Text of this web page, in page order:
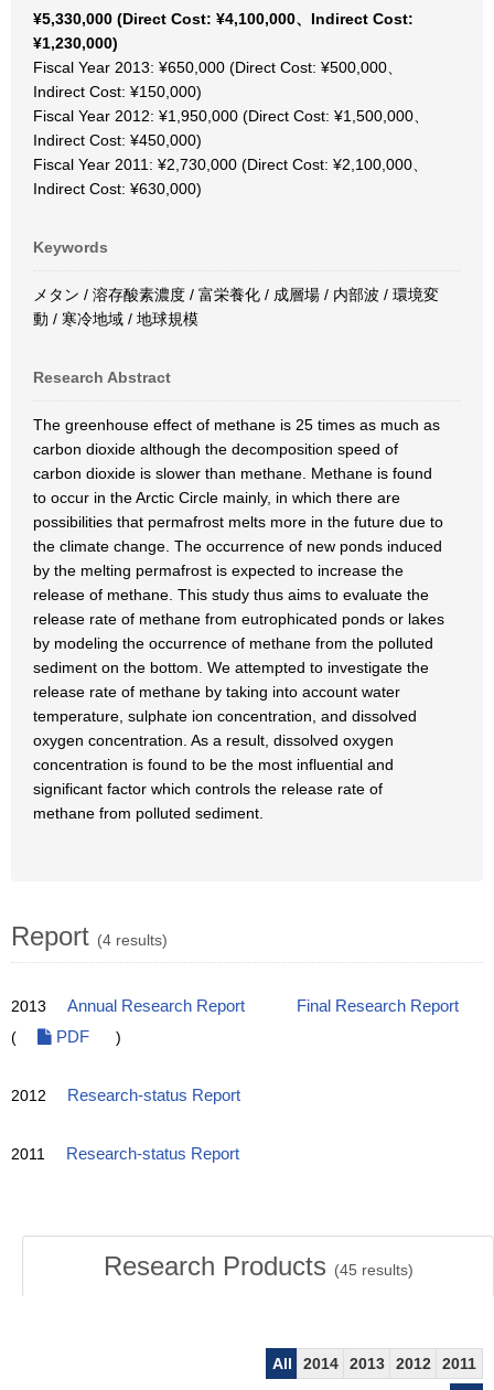
¥5,330,000 (Direct Cost: ¥4,100,000、Indirect Cost:
¥1,230,000)
Fiscal Year 2013: ¥650,000 (Direct Cost: ¥500,000、
Indirect Cost: ¥150,000)
Fiscal Year 2012: ¥1,950,000 (Direct Cost: ¥1,500,000、
Indirect Cost: ¥450,000)
Fiscal Year 2011: ¥2,730,000 (Direct Cost: ¥2,100,000、
Indirect Cost: ¥630,000)
Keywords
メタン / 溶存酸素濃度 / 富栄養化 / 成層場 / 内部波 / 環境変
動 / 寒冷地域 / 地球規模
Research Abstract
The greenhouse effect of methane is 25 times as much as
carbon dioxide although the decomposition speed of
carbon dioxide is slower than methane. Methane is found
to occur in the Arctic Circle mainly, in which there are
possibilities that permafrost melts more in the future due to
the climate change. The occurrence of new ponds induced
by the melting permafrost is expected to increase the
release of methane. This study thus aims to evaluate the
release rate of methane from eutrophicated ponds or lakes
by modeling the occurrence of methane from the polluted
sediment on the bottom. We attempted to investigate the
release rate of methane by taking into account water
temperature, sulphate ion concentration, and dissolved
oxygen concentration. As a result, dissolved oxygen
concentration is found to be the most influential and
significant factor which controls the release rate of
methane from polluted sediment.
Report (4 results)
2013 Annual Research Report
Final Research Report
(
PDF )
2012 Research-status Report
2011 Research-status Report
Research Products (45 results)
All 2014 2013 2012 2011